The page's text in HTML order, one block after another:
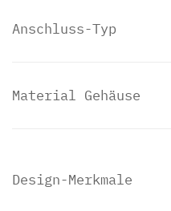
Anschluss-Typ
Material Gehäuse
Design-Merkmale